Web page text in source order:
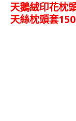
天鵝絨印花枕
天絲枕頭套